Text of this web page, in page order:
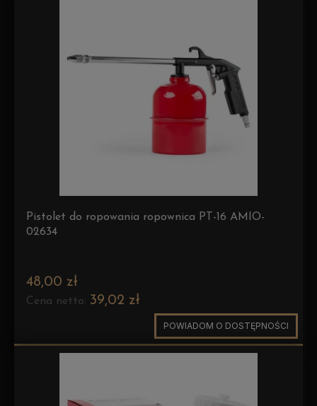
Pistolet do ropowania ropownica PT-16 AMIO-
02634
48,00 zł
Cena netto: 39,02 zł
POWIADOM O DOSTĘPNOŚCI